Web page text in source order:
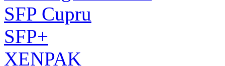
SFP Cupru
SFP+
XENPAK